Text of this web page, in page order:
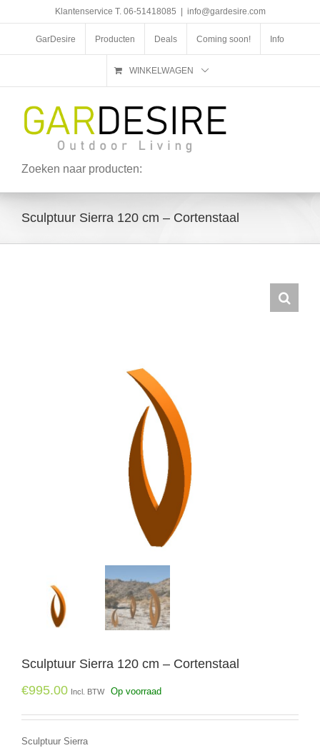
Klantenservice T. 06-51418085 info@gardesire.com
GarDesire Producten Deals Coming soon! Info
WINKELWAGEN
Zoeken naar producten:
Sculptuur Sierra 120 cm – Cortenstaal
Sculptuur Sierra 120 cm – Cortenstaal
€995.00 Incl. BTW Op voorraad
Sculptuur Sierra